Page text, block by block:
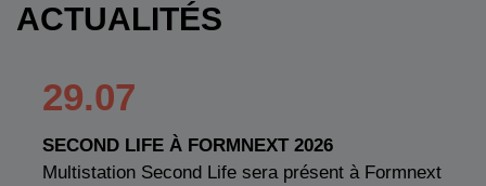
ACTUALITÉS
29.07
SECOND LIFE À FORMNEXT 2026
Multistation Second Life sera présent à Formnext